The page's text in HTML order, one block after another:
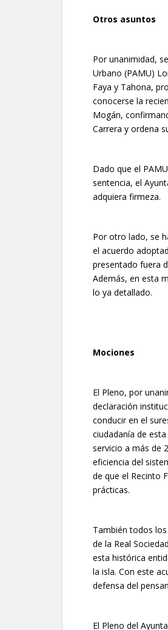
Otros asuntos
Por unanimidad,
Urbano (PAMU)
Faya y Tahona,
conocerse la
Mogán,
Carrera y ordena
Dado que el
sentencia, el
adquiera firmeza.
Por otro lado, se
el acuerdo
presentado fuera
Además, en esta
lo ya detallado.
Mociones
El Pleno, por
declaración
conducir en el
ciudadanía de
servicio a más de
eficiencia del
de que el Recinto
prácticas.
También todos
de la Real
esta histórica
la isla. Con este
defensa del
El Pleno del